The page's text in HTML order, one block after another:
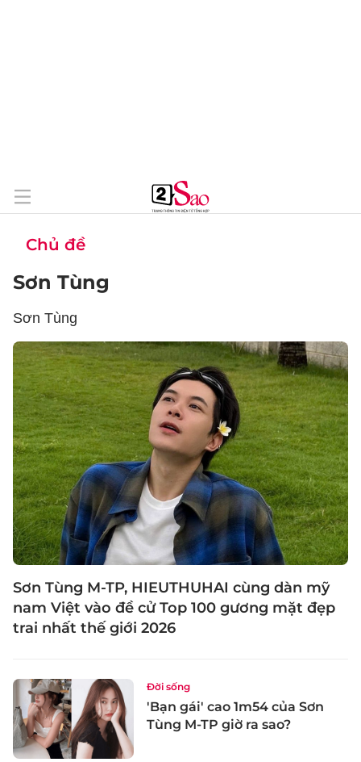
Chủ đề
Sơn Tùng
Sơn Tùng
Sơn Tùng M-TP, HIEUTHUHAI cùng dàn mỹ
nam Việt vào đề cử Top 100 gương mặt đẹp
trai nhất thế giới 2026
Đời sống
'Bạn gái' cao 1m54 của Sơn
Tùng M-TP giờ ra sao?